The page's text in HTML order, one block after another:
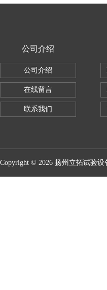
公司介绍
公司介绍
在线留言
联系我们
Copyright © 2026 扬州立拓试验